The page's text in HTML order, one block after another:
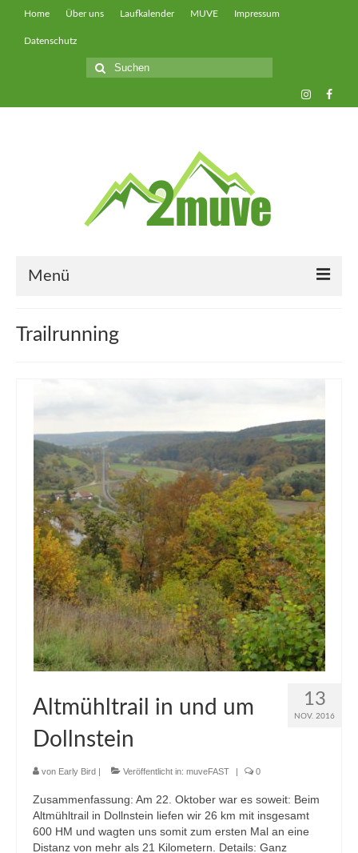
Home Über uns Laufkalender MUVE Impressum
Datenschutz
Suche
nach:
Menü
muveBOLDLY
muveFAR
Trailrunning
13
NOV. 2016
Altmühltrail in und um
Dollnstein
von Early Bird Veröffentlicht in: muveFAST 0
Zusammenfassung: Am 22. Oktober war es soweit: Beim
Altmühltrail in Dollnstein liefen wir 26 km mit insgesamt
600 HM und wagten uns somit zum ersten Mal an eine
Distanz von mehr als 21 Kilometern. Details: Ganz